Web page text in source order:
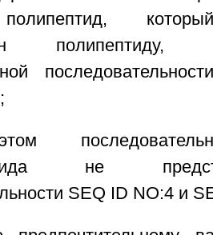
не
SEQ ID NO:4 и